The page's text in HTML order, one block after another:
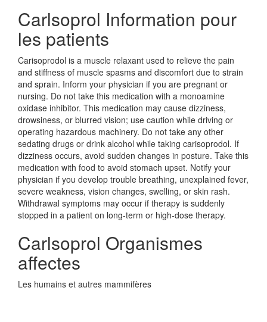
Carlsoprol Information pour
les patients
Carisoprodol is a muscle relaxant used to relieve the pain
and stiffness of muscle spasms and discomfort due to strain
and sprain. Inform your physician if you are pregnant or
nursing. Do not take this medication with a monoamine
oxidase inhibitor. This medication may cause dizziness,
drowsiness, or blurred vision; use caution while driving or
operating hazardous machinery. Do not take any other
sedating drugs or drink alcohol while taking carisoprodol. If
dizziness occurs, avoid sudden changes in posture. Take this
medication with food to avoid stomach upset. Notify your
physician if you develop trouble breathing, unexplained fever,
severe weakness, vision changes, swelling, or skin rash.
Withdrawal symptoms may occur if therapy is suddenly
stopped in a patient on long-term or high-dose therapy.
Carlsoprol Organismes
affectes
Les humains et autres mammifères